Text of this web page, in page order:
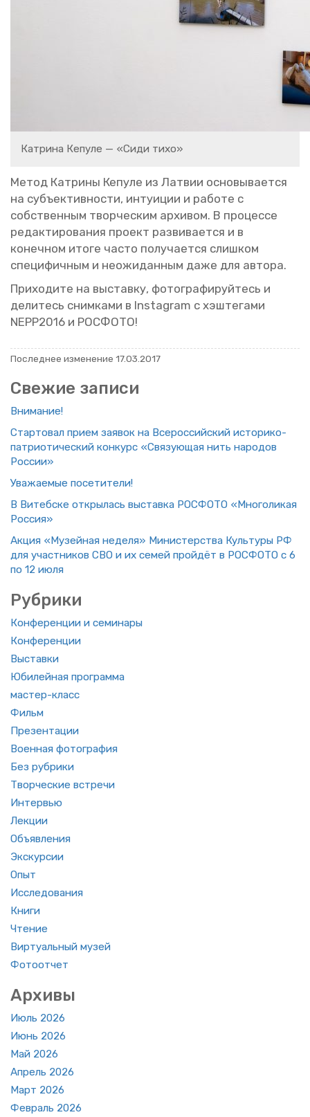
Ка­три­на Ке­пу­ле — «Сиди тихо»
Метод Ка­три­ны Ке­пу­ле из Лат­вии ос­но­вы­ва­ет­ся
на субъ­ек­тив­но­сти, ин­ту­и­ции и ра­бо­те с
соб­ствен­ным твор­че­ским ар­хи­вом. В про­цес­се
ре­дак­ти­ро­ва­ния про­ект раз­ви­ва­ет­ся и в
ко­неч­ном итоге часто по­лу­ча­ет­ся слиш­ком
спе­ци­фич­ным и неожи­дан­ным даже для ав­то­ра.
При­хо­ди­те на вы­став­ку, фо­то­гра­фи­руй­тесь и
де­ли­тесь сним­ка­ми в Instagram с хэ­ш­те­га­ми
NEPP2016 и РОС­ФО­ТО!
По­след­нее из­ме­не­ние 17.03.2017
Све­жие за­пи­си
Вни­ма­ние!
Стар­то­вал прием за­явок на Все­рос­сий­ский ис­то­ри­ко-
пат­ри­о­ти­че­ский кон­курс «Свя­зу­ю­щая нить на­ро­дов
Рос­сии»
Ува­жа­е­мые по­се­ти­те­ли!
В Ви­теб­ске от­кры­лась вы­став­ка РОС­ФО­ТО «Мно­го­ли­кая
Рос­сия»
Акция «Му­зей­ная неде­ля» Ми­ни­стер­ства Куль­ту­ры РФ
для участ­ни­ков СВО и их семей прой­дёт в РОС­ФО­ТО с 6
по 12 июля
Руб­ри­ки
Кон­фе­рен­ции и се­ми­на­ры
Кон­фе­рен­ции
Вы­став­ки
Юби­лей­ная про­грам­ма
ма­стер-класс
Фильм
Пре­зен­та­ции
Во­ен­ная фо­то­гра­фия
Без руб­ри­ки
Твор­че­ские встре­чи
Ин­тер­вью
Лек­ции
Объ­яв­ле­ния
Экс­кур­сии
Опыт
Ис­сле­до­ва­ния
Книги
Чте­ние
Вир­ту­аль­ный музей
Фо­то­от­чет
Ар­хи­вы
Июль 2026
Июнь 2026
Май 2026
Ап­рель 2026
Март 2026
Фев­раль 2026